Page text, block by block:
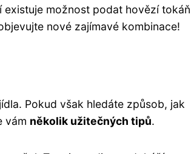
možnost podat hovězí
nové zajímavé kombinace!
Pokud však hledáte způsob, jak
vám několik užitečných tipů.